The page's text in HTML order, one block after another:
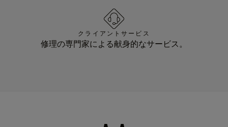
クライアントサービス
修理の専門家による献身的なサービス。